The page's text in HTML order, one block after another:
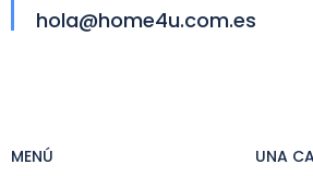
hola@home4u.com.es
MENÚ UNA